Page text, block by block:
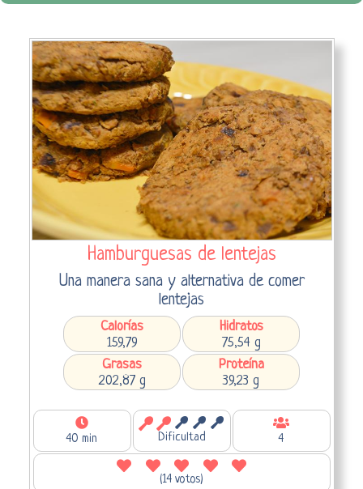
Hamburguesas de lentejas
Una manera sana y alternativa de comer
lentejas
Calorías
159,79
Hidratos
75,54 g
Grasas
202,87 g
Proteína
39,23 g
40 min Dificultad 4
(14 votos)